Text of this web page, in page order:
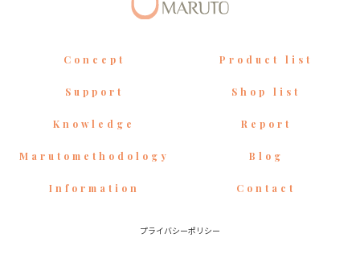
Concept Product list
Support Shop list
Knowledge Report
Marutomethodology Blog
Information Contact
プライバシーポリシー